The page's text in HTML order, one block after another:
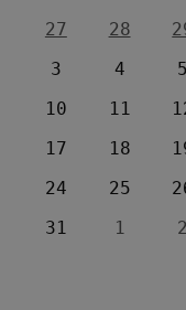
27
28
3
4 5
10
11
17
18
24
25
31
1 2